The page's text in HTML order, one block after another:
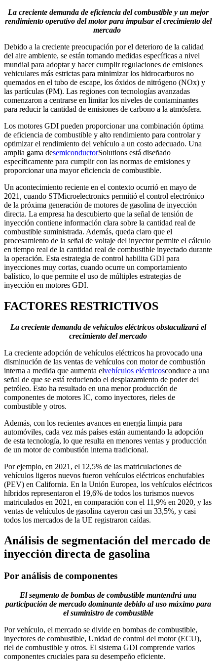
La creciente demanda de eficiencia del combustible y un mejor
rendimiento operativo del motor para impulsar el crecimiento del
mercado
Debido a la creciente preocupación por el deterioro de la calidad
del aire ambiente, se están tomando medidas específicas a nivel
mundial para adoptar y hacer cumplir regulaciones de emisiones
vehiculares más estrictas para minimizar los hidrocarburos no
quemados en el tubo de escape, los óxidos de nitrógeno (NOx) y
las partículas (PM). Las regiones con tecnologías avanzadas
comenzaron a centrarse en limitar los niveles de contaminantes
para reducir la cantidad de emisiones de carbono a la atmósfera.
Los motores GDI pueden proporcionar una combinación óptima
de eficiencia de combustible y alto rendimiento para controlar y
optimizar el rendimiento del vehículo a un costo adecuado. Una
amplia gama desemiconductorSolutions está diseñado
específicamente para cumplir con las normas de emisiones y
proporcionar una mayor eficiencia de combustible.
Un acontecimiento reciente en el contexto ocurrió en mayo de
2021, cuando STMicroelectronics permitió el control electrónico
de la próxima generación de motores de gasolina de inyección
directa. La empresa ha descubierto que la señal de tensión de
inyección contiene información clara sobre la cantidad real de
combustible suministrada. Además, queda claro que el
procesamiento de la señal de voltaje del inyector permite el cálculo
en tiempo real de la cantidad real de combustible inyectado durante
la operación. Esta estrategia de control habilita GDI para
inyecciones muy cortas, cuando ocurre un comportamiento
balístico, lo que permite el uso de múltiples estrategias de
inyección en motores GDI.
FACTORES RESTRICTIVOS
La creciente demanda de vehículos eléctricos obstaculizará el
crecimiento del mercado
La creciente adopción de vehículos eléctricos ha provocado una
disminución de las ventas de vehículos con motor de combustión
interna a medida que aumenta elvehículos eléctricosconduce a una
señal de que se está reduciendo el desplazamiento de poder del
petróleo. Esto ha resultado en una menor producción de
componentes de motores IC, como inyectores, rieles de
combustible y otros.
Además, con los recientes avances en energía limpia para
automóviles, cada vez más países están aumentando la adopción
de esta tecnología, lo que resulta en menores ventas y producción
de un motor de combustión interna tradicional.
Por ejemplo, en 2021, el 12,5% de las matriculaciones de
vehículos ligeros nuevos fueron vehículos eléctricos enchufables
(PEV) en California. En la Unión Europea, los vehículos eléctricos
híbridos representaron el 19,6% de todos los turismos nuevos
matriculados en 2021, en comparación con el 11,9% en 2020, y las
ventas de vehículos de gasolina cayeron casi un 33,5%, y casi
todos los mercados de la UE registraron caídas.
Análisis de segmentación del mercado de
inyección directa de gasolina
Por análisis de componentes
El segmento de bombas de combustible mantendrá una
participación de mercado dominante debido al uso máximo para
el suministro de combustible
Por vehículo, el mercado se divide en bombas de combustible,
inyectores de combustible, Unidad de control del motor (ECU),
riel de combustible y otros. El sistema GDI comprende varios
componentes cruciales para su desempeño eficiente.